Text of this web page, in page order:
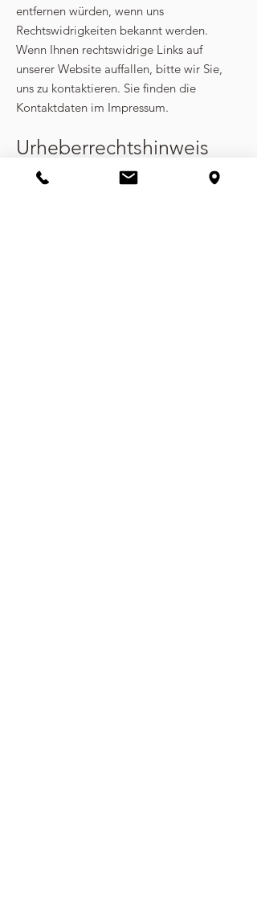
entfernen würden, wenn uns
Rechtswidrigkeiten bekannt werden.
Wenn Ihnen rechtswidrige Links auf
unserer Website auffallen, bitte wir Sie,
uns zu kontaktieren. Sie finden die
Kontaktdaten im Impressum.
Urheberrechtshinweis
Alle Inhalte dieser Webseite (Bilder, Fotos,
Texte, Videos) unterliegen dem